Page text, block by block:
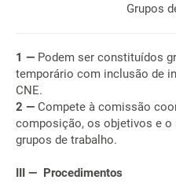
Grupos
1 — Podem ser constituídos
temporário com inclusão de
CNE.
2 — Compete à comissão
composição, os objetivos e
grupos de trabalho.
III — Procedimentos